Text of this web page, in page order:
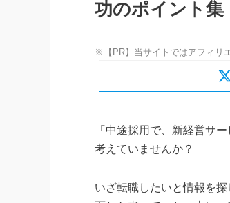
功のポイント集
「中途採用で、新経営サ
考えていませんか？
いざ転職したいと情報を